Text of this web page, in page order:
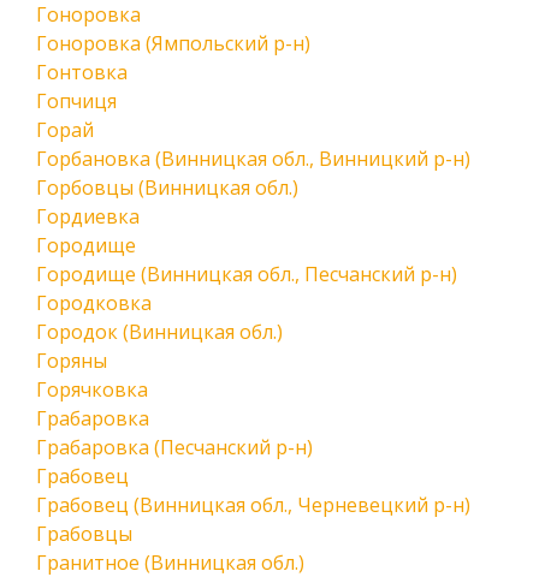
Гоноровка
Гоноровка (Ямпольский р-н)
Гонтовка
Гопчиця
Горай
Горбановка (Винницкая обл., Винницкий р-н)
Горбовцы (Винницкая обл.)
Гордиевка
Городище
Городище (Винницкая обл., Песчанский р-н)
Городковка
Городок (Винницкая обл.)
Горяны
Горячковка
Грабаровка
Грабаровка (Песчанский р-н)
Грабовец
Грабовец (Винницкая обл., Черневецкий р-н)
Грабовцы
Гранитное (Винницкая обл.)